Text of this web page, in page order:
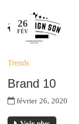
26
FÉV
Trends
Brand 10
février 26, 2020